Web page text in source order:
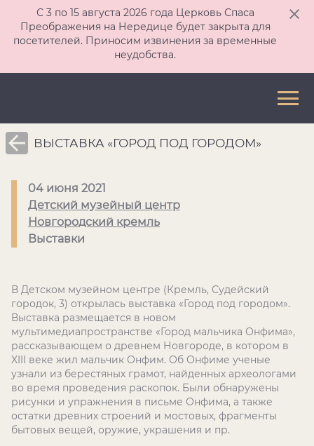
С 3 по 15 августа 2026 года Церковь Спаса
Преображения на Нередице будет закрыта для
посетителей. Приносим извинения за временные
неудобства.
ВЫСТАВКА «ГОРОД ПОД ГОРОДОМ»
04 июня 2021
Детский музейный центр
Новгородский кремль
Выставки
В Детском музейном центре (Кремль, Судейский
городок, 3) открылась выставка «Город под городом».
Выставка размещается в новом
мультимедиапространстве «Город мальчика Онфима»,
рассказывающем о древнем Новгороде, в котором в
XIII веке жил мальчик Онфим. Об Онфиме ученые
узнали из берестяных грамот, найденных археологами
во время проведения раскопок. Были обнаружены
рисунки и упражнения в письме Онфима, а также
остатки древних строений и мостовых, фрагменты
бытовых вещей, оружие, украшения и пр.